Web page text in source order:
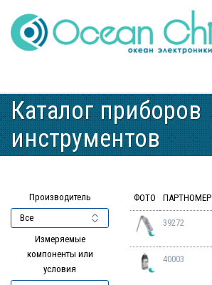
to
content
Каталог приборов
инструментов
Производитель
Измеряемые
компоненты или
условия
ФОТО ПАРТНОМЕР
39272
40003